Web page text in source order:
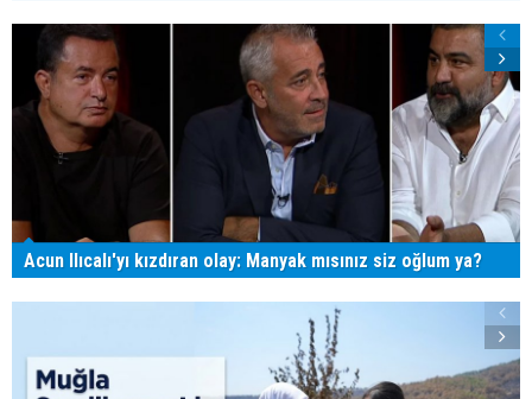
Acun Ilıcalı'yı kızdıran olay: Manyak mısınız siz oğlum ya?